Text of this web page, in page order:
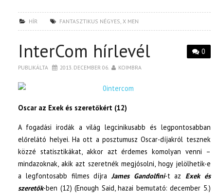
HÍR FANTASZTIKUS NÉGYES,X MEN
0
InterCom hírlevél
PUBLIKÁLTA 2013. DECEMBER 06. KOIMBRA
Oscar az Exek és szeretőkért (12)
A fogadási irodák a világ legcinikusabb és legpontosabban
előrelátó helyei. Ha ott a posztumusz Oscar-díjakról tesznek
közzé statisztikákat, akkor azt érdemes komolyan venni –
mindazoknak, akik azt szeretnék megjósolni, hogy jelölhetik-e
a legfontosabb filmes díjra James Gandolfini-t az Exek és
szeretők-ben (12) (Enough Said, hazai bemutató: december 5.)